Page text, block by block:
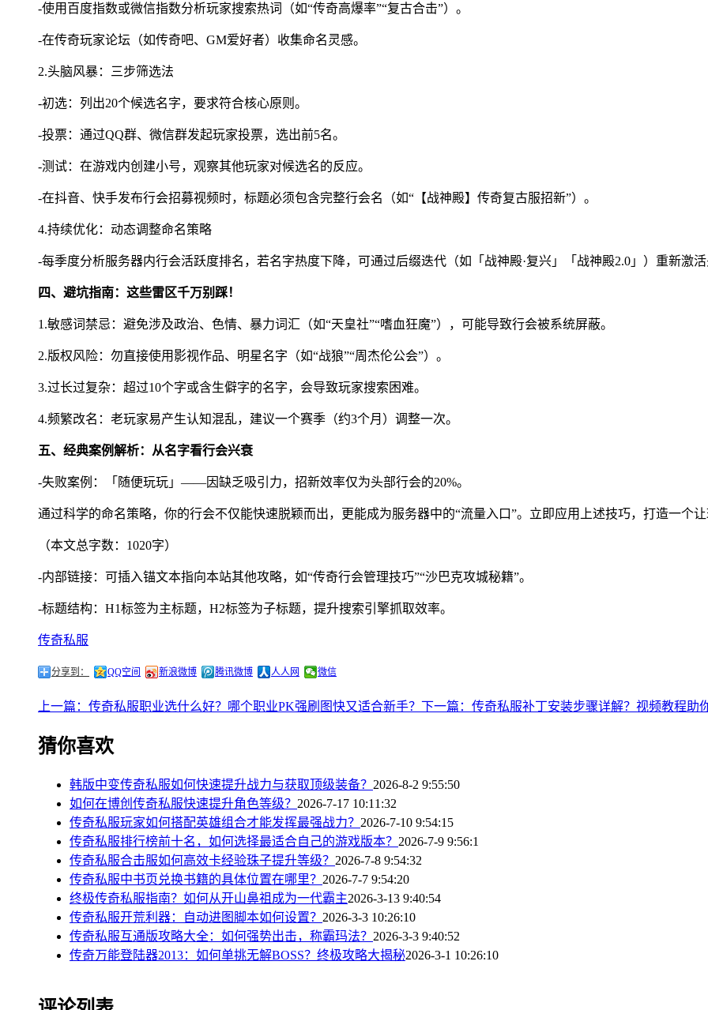
-使用百度指数或微信指数分析玩家搜索热词（如“传奇高爆率”“复古合击”）。
-在传奇玩家论坛（如传奇吧、GM爱好者）收集命名灵感。
2.头脑风暴：三步筛选法
-初选：列出20个候选名字，要求符合核心原则。
-投票：通过QQ群、微信群发起玩家投票，选出前5名。
-测试：在游戏内创建小号，观察其他玩家对候选名的反应。
-在抖音、快手发布行会招募视频时，标题必须包含完整行会名（如“【战神殿】传奇复古服招新”）。
4.持续优化：动态调整命名策略
-每季度分析服务器内行会活跃度排名，若名字热度下降，可通过后缀迭代（如「战神殿·复兴」「战神殿2.0」）重新激
四、避坑指南：这些雷区千万别踩！
1.敏感词禁忌：避免涉及政治、色情、暴力词汇（如“天皇社”“嗜血狂魔”），可能导致行会被系统屏蔽。
2.版权风险：勿直接使用影视作品、明星名字（如“战狼”“周杰伦公会”）。
3.过长过复杂：超过10个字或含生僻字的名字，会导致玩家搜索困难。
4.频繁改名：老玩家易产生认知混乱，建议一个赛季（约3个月）调整一次。
五、经典案例解析：从名字看行会兴衰
-失败案例：「随便玩玩」——因缺乏吸引力，招新效率仅为头部行会的20%。
通过科学的命名策略，你的行会不仅能快速脱颖而出，更能成为服务器中的“流量入口”。立即应用上述技巧，打造一个
（本文总字数：1020字）
-内部链接：可插入锚文本指向本站其他攻略，如“传奇行会管理技巧”“沙巴克攻城秘籍”。
-标题结构：H1标签为主标题，H2标签为子标题，提升搜索引擎抓取效率。
传奇私服
分享到： QQ空间 新浪微博 腾讯微博 人人网 微信
上一篇：传奇私服职业选什么好？哪个职业PK强刷图快又适合新手？ 下一篇：传奇私服补丁安装步骤详解？视频教程助
猜你喜欢
韩版中变传奇私服如何快速提升战力与获取顶级装备？ 2026-8-2 9:55:50
如何在博创传奇私服快速提升角色等级？ 2026-7-17 10:11:32
传奇私服玩家如何搭配英雄组合才能发挥最强战力？ 2026-7-10 9:54:15
传奇私服排行榜前十名，如何选择最适合自己的游戏版本？ 2026-7-9 9:56:1
传奇私服合击服如何高效卡经验珠子提升等级？ 2026-7-8 9:54:32
传奇私服中书页兑换书籍的具体位置在哪里？ 2026-7-7 9:54:20
终极传奇私服指南？如何从开山鼻祖成为一代霸主2026-3-13 9:40:54
传奇私服开荒利器：自动进图脚本如何设置？ 2026-3-3 10:26:10
传奇私服互通版攻略大全：如何强势出击，称霸玛法？ 2026-3-3 9:40:52
传奇万能登陆器2013：如何单挑无解BOSS？终极攻略大揭秘2026-3-1 10:26:10